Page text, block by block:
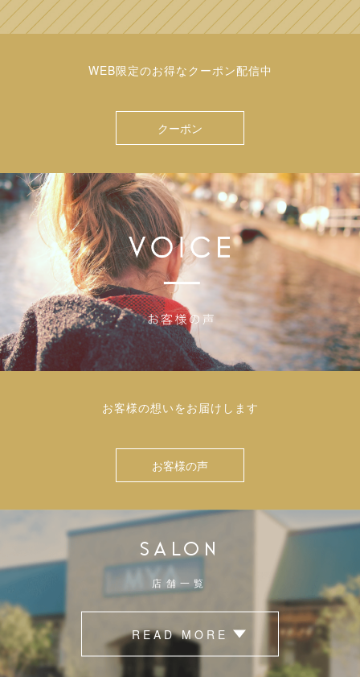
WEB限定のお得なクーポン配信中
クーポン
お客様の想いをお届けします
お客様の声
SALON
店舗一覧
READ MORE